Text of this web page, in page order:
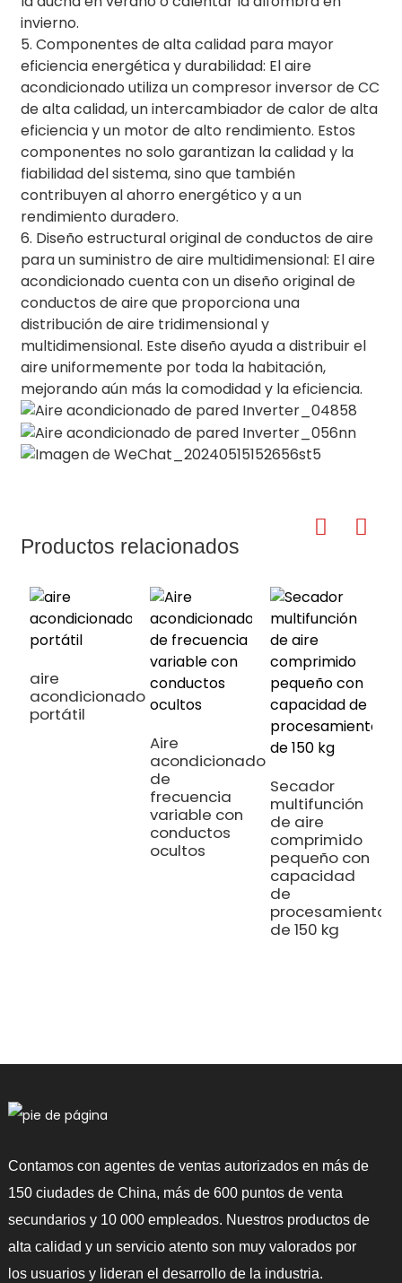
invierno.
5. Componentes de alta calidad para mayor
eficiencia energética y durabilidad: El aire
acondicionado utiliza un compresor inversor de CC
de alta calidad, un intercambiador de calor de alta
eficiencia y un motor de alto rendimiento. Estos
componentes no solo garantizan la calidad y la
fiabilidad del sistema, sino que también
contribuyen al ahorro energético y a un
rendimiento duradero.
6. Diseño estructural original de conductos de aire
para un suministro de aire multidimensional: El aire
acondicionado cuenta con un diseño original de
conductos de aire que proporciona una
distribución de aire tridimensional y
multidimensional. Este diseño ayuda a distribuir el
aire uniformemente por toda la habitación,
mejorando aún más la comodidad y la eficiencia.
Productos relacionados
aire
acondicionado
portátil
Aire
acondicionado
de
frecuencia
variable con
conductos
ocultos
Secador
multifunción
de aire
comprimido
pequeño con
capacidad
de
procesamiento
de 150 kg
Contamos con agentes de ventas autorizados en más de
150 ciudades de China, más de 600 puntos de venta
secundarios y 10 000 empleados. Nuestros productos de
alta calidad y un servicio atento son muy valorados por
los usuarios y lideran el desarrollo de la industria.